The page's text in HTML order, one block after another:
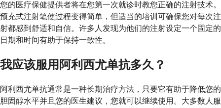
您的医疗保健提供者将在您第一次就诊时教您正确的注射技术。
预充式注射笔使过程变得简单，但适当的培训可确保您对每次注
射都感到舒适和自信。许多人发现为他们的注射设定一个固定的
日期和时间有助于保持一致性。
我应该服用阿利西尤单抗多久？
阿利西尤单抗通常是一种长期治疗方法，只要它有助于降低您的
胆固醇水平并且您的医生建议，您就可以继续使用。大多数人服